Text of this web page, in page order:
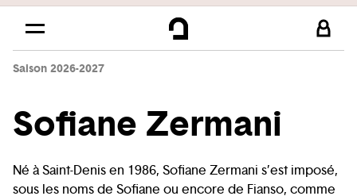
Saison 2026-2027
Sofiane Zermani
Né à Saint-Denis en 1986, Sofiane Zermani s’est imposé,
sous les noms de Sofiane ou encore de Fianso, comme